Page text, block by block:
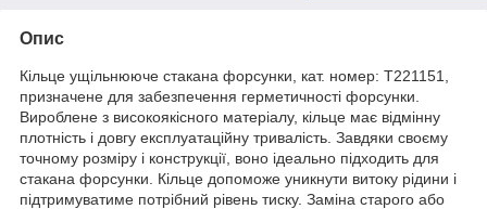
Опис
Кільце ущільнююче стакана форсунки, кат. номер: T221151,
призначене для забезпечення герметичності форсунки.
Вироблене з високоякісного матеріалу, кільце має відмінну
плотність і довгу експлуатаційну тривалість. Завдяки своєму
точному розміру і конструкції, воно ідеально підходить для
стакана форсунки. Кільце допоможе уникнути витоку рідини і
підтримуватиме потрібний рівень тиску. Заміна старого або